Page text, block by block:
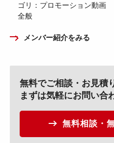
ゴリ：プロモーション動画
全般
メンバー紹介をみる
無料でご相談・お見積
まずは気軽にお問い合
無料相談・